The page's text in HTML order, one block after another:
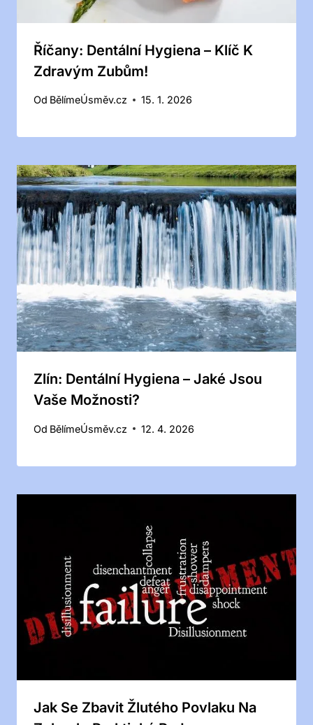
Říčany: Dentální Hygiena – Klíč K
Zdravým Zubům!
Od BělímeÚsměv.cz 15. 1. 2026
Zlín: Dentální Hygiena – Jaké Jsou
Vaše Možnosti?
Od BělímeÚsměv.cz 12. 4. 2026
Jak Se Zbavit Žlutého Povlaku Na